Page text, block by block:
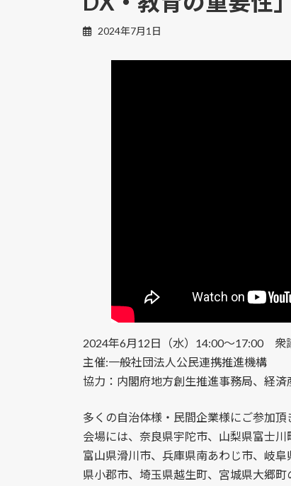
2024年7月1日
2024年6月12日（水）14:00～17:00 衆
主催:一般社団法人公民連携推進機構
協力：内閣府地方創生推進事務局、経済
多くの自治体様・民間企業様にご参加頂
会場には、奈良県宇陀市、山梨県富士
富山県滑川市、兵庫県南あわじ市、岐
県小郡市、埼玉県越生町、宮城県大郷